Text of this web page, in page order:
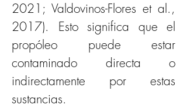
2021; Valdovinos-Flores et al.,
2017). Esto significa que el
propóleo puede estar
contaminado directa o
indirectamente por estas
sustancias.